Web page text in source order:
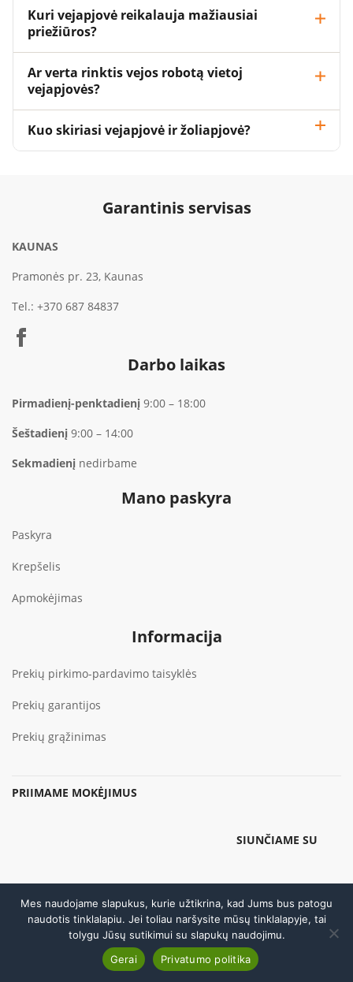
Kuri vejapjovė reikalauja mažiausiai
priežiūros?
Ar verta rinktis vejos robotą vietoj
vejapjovės?
Kuo skiriasi vejapjovė ir žoliapjovė?
Garantinis servisas
KAUNAS
Pramonės pr. 23, Kaunas
Tel.: +370 687 84837
Darbo laikas
Pirmadienį-penktadienį 9:00 – 18:00
Šeštadienį 9:00 – 14:00
Sekmadienį nedirbame
Mano paskyra
Paskyra
Krepšelis
Apmokėjimas
Informacija
Prekių pirkimo-pardavimo taisyklės
Prekių garantijos
Prekių grąžinimas
PRIIMAME MOKĖJIMUS
SIUNČIAME SU
© 2026 BeUAB "Sodlita"sutikimo draudžiama kopijuoti ir platinti
svetainėje esančią informaciją
PARDUOTUVĖ IR SERVISAS DARBO LAIKAS
Atsisakyti sutarties
Mes naudojame slapukus, kurie užtikrina, kad Jums bus patogu
naudotis tinklalapiu. Jei toliau naršysite mūsų tinklalapyje, tai
tolygu Jūsų sutikimui su slapukų naudojimu.
Gerai
Privatumo politika